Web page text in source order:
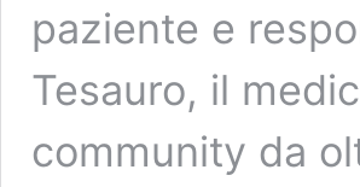
paziente e
Tesauro, il
community da